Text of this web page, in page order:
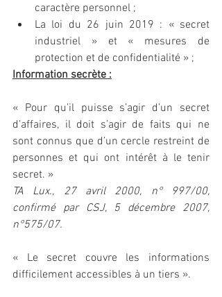
caractère personnel ;
La loi du 26 juin 2019 : « secret
industriel » et « mesures de
protection et de confidentialité » ;
Information secrète :
« Pour qu’il puisse s’agir d’un secret
d’affaires, il doit s’agir de faits qui ne
sont connus que d’un cercle restreint de
personnes et qui ont intérêt à le tenir
secret. »
TA Lux., 27 avril 2000, n° 997/00,
confirmé par CSJ, 5 décembre 2007,
n°575/07.
« Le secret couvre les informations
difficilement accessibles à un tiers ».